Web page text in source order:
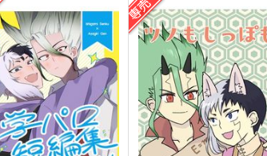
か嫌いにならないで
みのぬるま湯
円（税込）
空×あさぎりゲン
Symmetric Hearts
OWL
1,257 円（税込）
石神千空×あさぎりゲン